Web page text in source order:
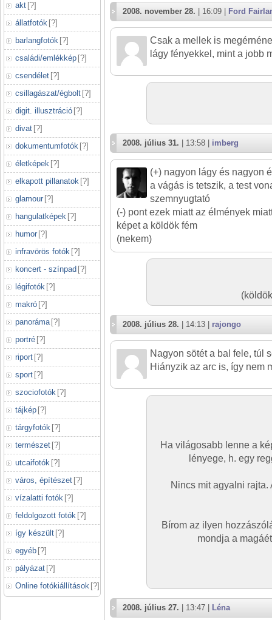
akt [?]
állatfotók [?]
barlangfotók [?]
családi/emlékkép [?]
csendélet [?]
csillagászat/égbolt [?]
digit. illusztráció [?]
divat [?]
dokumentumfotók [?]
életképek [?]
elkapott pillanatok [?]
glamour [?]
hangulatképek [?]
humor [?]
infravörös fotók [?]
koncert - színpad [?]
légifotók [?]
makró [?]
panoráma [?]
portré [?]
riport [?]
sport [?]
szociofotók [?]
tájkép [?]
tárgyfotók [?]
természet [?]
utcaifotók [?]
város, építészet [?]
vízalatti fotók [?]
feldolgozott fotók [?]
így készült [?]
egyéb [?]
pályázat [?]
Online fotókiállítások [?]
2008. november 28. | 16:09 | Ford
Csak a mellek is
lágy fényekkel, mint a jobb
2008. július 31. | 13:58 | imberg
(+) nagyon lágy és nagyon
a vágás is tetszik, a test
szemnyugtató
(-) pont ezek miatt az élmények
képet a köldök fém
(nekem)
2008. július 28. | 14:13 | rajongo
Nagyon sötét a bal fele, túl
Hiányzik az arc is, így nem
Ha világosabb lenne a
lényege, h. egy
Nincs mit agyalni
Bírom az ilyen
mondja a
2008. július 27. | 13:47 | Léna